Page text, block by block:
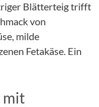
Blätterteig trifft
von
milde
Fetakäse. Ein
mit